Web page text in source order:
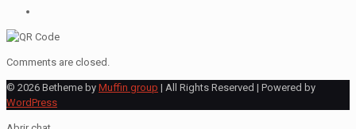
Comments are closed.
© 2026 Betheme by Muffin group | All Rights Reserved | Powered by
WordPress